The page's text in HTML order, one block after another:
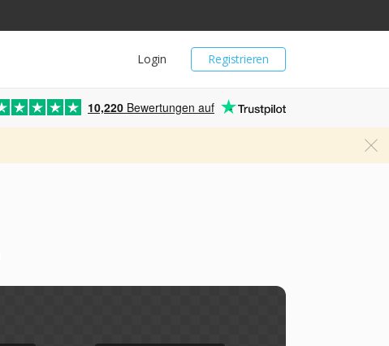
Registrieren
Login
10,220 Bewertungen auf